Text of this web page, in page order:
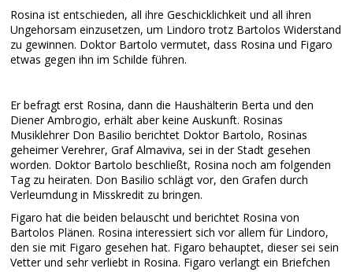
Rosina ist entschieden, all ihre Geschicklichkeit und all ihren
Ungehorsam einzusetzen, um Lindoro trotz Bartolos Widerstand
zu gewinnen. Doktor Bartolo vermutet, dass Rosina und Figaro
etwas gegen ihn im Schilde führen.
Er befragt erst Rosina, dann die Haushälterin Berta und den
Diener Ambrogio, erhält aber keine Auskunft. Rosinas
Musiklehrer Don Basilio berichtet Doktor Bartolo, Rosinas
geheimer Verehrer, Graf Almaviva, sei in der Stadt gesehen
worden. Doktor Bartolo beschließt, Rosina noch am folgenden
Tag zu heiraten. Don Basilio schlägt vor, den Grafen durch
Verleumdung in Misskredit zu bringen.
Figaro hat die beiden belauscht und berichtet Rosina von
Bartolos Plänen. Rosina interessiert sich vor allem für Lindoro,
den sie mit Figaro gesehen hat. Figaro behauptet, dieser sei sein
Vetter und sehr verliebt in Rosina. Figaro verlangt ein Briefchen